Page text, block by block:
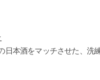
本酒をマッチさせた、洗